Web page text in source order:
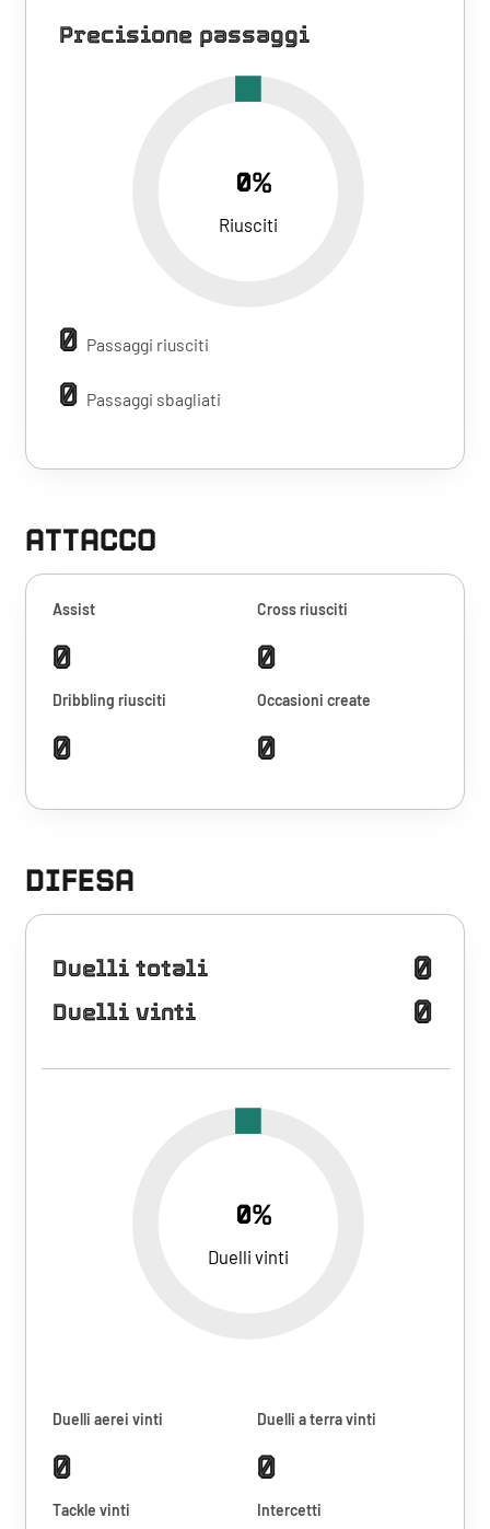
Precisione passaggi
0%
Riusciti
0 Passaggi riusciti
0 Passaggi sbagliati
ATTACCO
Assist
0
Cross riusciti
0
Dribbling riusciti
0
Occasioni create
0
DIFESA
Duelli totali 0
Duelli vinti 0
0%
Duelli vinti
Duelli aerei vinti
0
Duelli a terra vinti
0
Tackle vinti Intercetti